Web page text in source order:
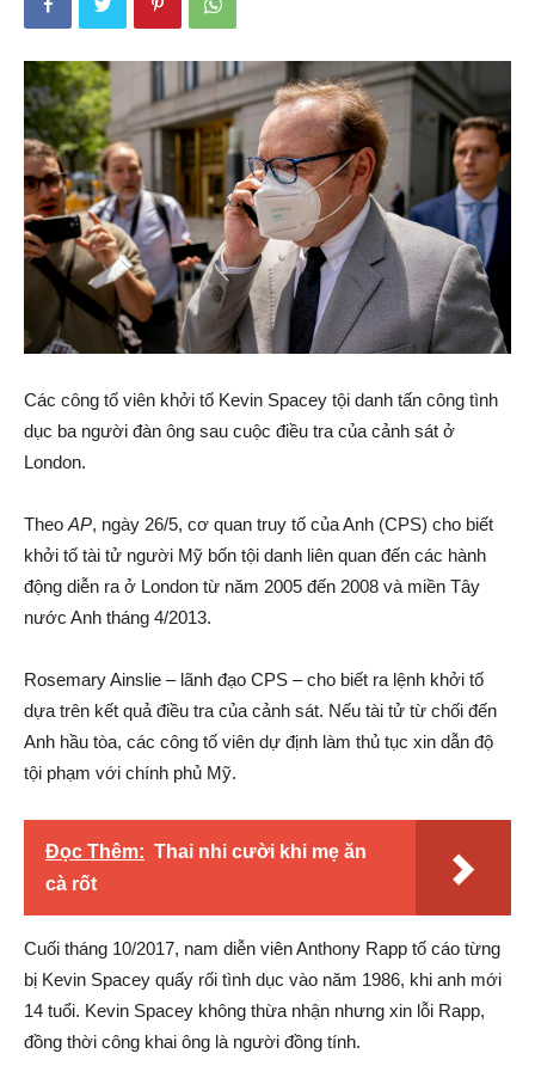
Các công tố viên khởi tố Kevin Spacey tội danh tấn công tình
dục ba người đàn ông sau cuộc điều tra của cảnh sát ở
London.
Theo AP, ngày 26/5, cơ quan truy tố của Anh (CPS) cho biết
khởi tố tài tử người Mỹ bốn tội danh liên quan đến các hành
động diễn ra ở London từ năm 2005 đến 2008 và miền Tây
nước Anh tháng 4/2013.
Rosemary Ainslie – lãnh đạo CPS – cho biết ra lệnh khởi tố
dựa trên kết quả điều tra của cảnh sát. Nếu tài tử từ chối đến
Anh hầu tòa, các công tố viên dự định làm thủ tục xin dẫn độ
tội phạm với chính phủ Mỹ.
Đọc Thêm: Thai nhi cười khi mẹ ăn
cà rốt
Cuối tháng 10/2017, nam diễn viên Anthony Rapp tố cáo từng
bị Kevin Spacey quấy rối tình dục vào năm 1986, khi anh mới
14 tuổi. Kevin Spacey không thừa nhận nhưng xin lỗi Rapp,
đồng thời công khai ông là người đồng tính.